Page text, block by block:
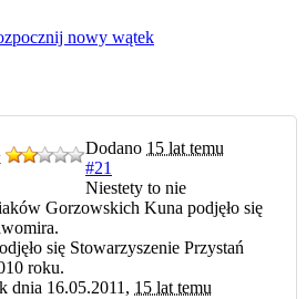
nowy wątek
Dodano 15 lat temu
#21
Niestety to nie
Gorzowskich Kuna podjęło się
się Stowarzyszenie Przystań
roku.
dnia 16.05.2011, 15 lat temu